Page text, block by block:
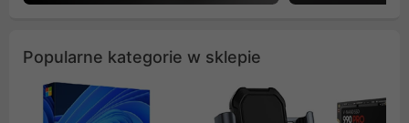
Popularne kategorie w sklepie